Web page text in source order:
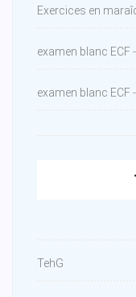
Exercices en
examen blanc ECF -
examen blanc ECF -
TehG